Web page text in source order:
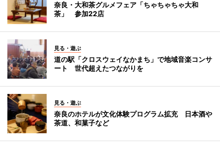
奈良・大和茶グルメフェア「ちゃちゃちゃ大和
茶」 参加22店
見る・遊ぶ
道の駅「クロスウェイなかまち」で地域音楽コンサ
ート 世代超えたつながりを
見る・遊ぶ
奈良のホテルが文化体験プログラム拡充 日本酒や
茶道、和菓子など